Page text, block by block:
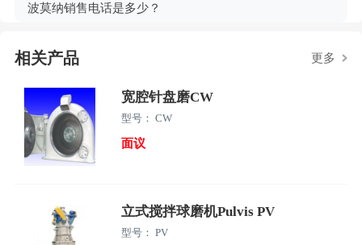
波莫纳销售电话是多少？
相关产品 更多
宽腔针盘磨CW
型号： CW
面议
立式搅拌球磨机Pulvis PV
型号： PV